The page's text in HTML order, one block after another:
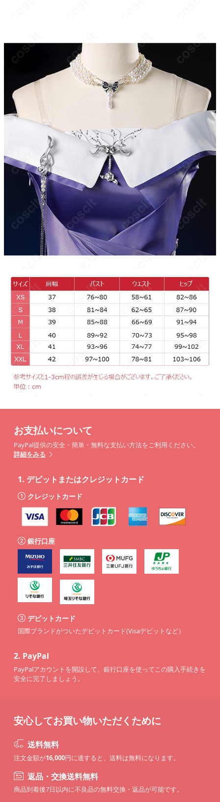
お支払いについて
PayPal提供の安全・簡単・無料な支払い方法をご利用ください。
詳細をみる
1. デビットまたはクレジットカード
クレジットカード
銀行口座
デビットカード
国際ブランドがついたデビットカード(Visaデビットなど）
2. PayPal
PayPalアカウントを開設して、銀行口座を使ってこの購入手続きを
安全に完了しましょう。
安心してお買い物いただくために
送料無料
注文金額が16,000円に達すると、送料は無料になります。
返品・交換送料無料
商品到着後7日以内に不良品の無料交換・返品が可能です。